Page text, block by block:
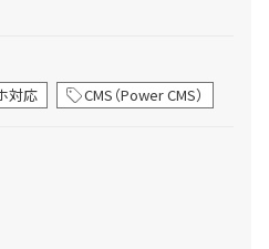
対応 CMS（Power CMS）